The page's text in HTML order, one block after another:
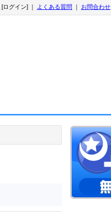
[ログイン] ｜ よくある質問 お問合わせ